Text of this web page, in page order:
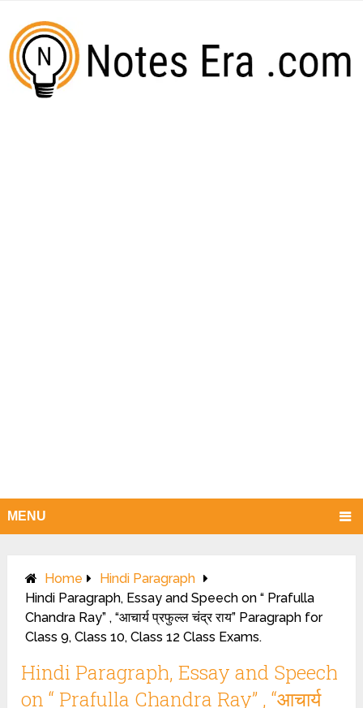
MENU
Home
Hindi Paragraph
Hindi Paragraph, Essay and Speech on “ Prafulla
Chandra Ray” , “आचार्य प्रफुल्ल चंद्र राय” Paragraph for
Class 9, Class 10, Class 12 Class Exams.
Hindi Paragraph, Essay and Speech
on “ Prafulla Chandra Ray” , “आचार्य